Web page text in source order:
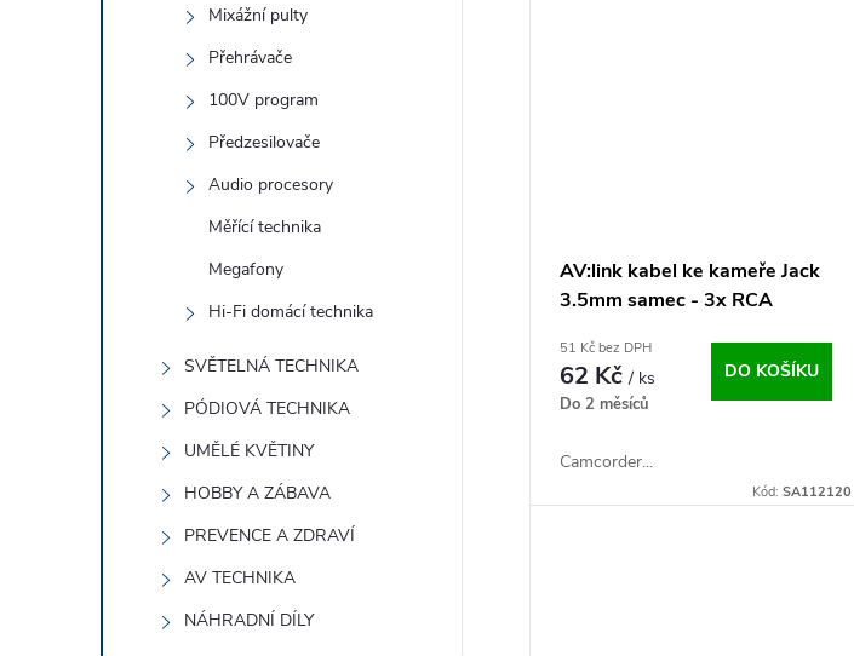
Mixážní pulty
Přehrávače
100V program
Předzesilovače
Audio procesory
Měřící technika
Megafony
Hi-Fi domácí technika
SVĚTELNÁ TECHNIKA
PÓDIOVÁ TECHNIKA
UMĚLÉ KVĚTINY
HOBBY A ZÁBAVA
PREVENCE A ZDRAVÍ
AV TECHNIKA
NÁHRADNÍ DÍLY
AV:link kabel ke kameře Jack
3.5mm samec - 3x RCA
51 Kč bez DPH
62 Kč/ ks
Do 2 měsíců
DO KOŠÍKU
Camcorder...
Kód:SA112120